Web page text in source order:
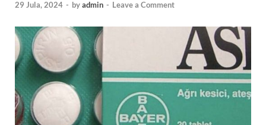
29 Jula, 2024 - byadmin - Leave a Comment